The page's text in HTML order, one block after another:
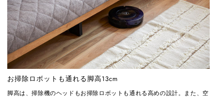
お掃除ロボットも通れる脚高13cm
脚高は、掃除機のヘッドもお掃除ロボットも通れる高めの設計。また、空